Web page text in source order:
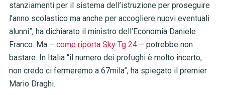
stanziamenti per il sistema dell’istruzione per proseguire
l’anno scolastico ma anche per accogliere nuovi eventuali
alunni”, ha dichiarato il ministro dell’Economia Daniele
Franco. Ma – come riporta Sky Tg 24– potrebbe non
bastare. In Italia “il numero dei profughi è molto incerto,
non credo ci fermeremo a 67mila”, ha spiegato il premier
Mario Draghi.